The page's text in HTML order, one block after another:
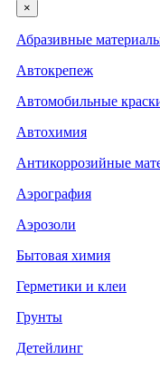
×
Абразивные
Автокрепеж
Автомобильные
Автохимия
Антикоррозийные
Аэрография
Аэрозоли
Бытовая химия
Герметики и клеи
Грунты
Детейлинг